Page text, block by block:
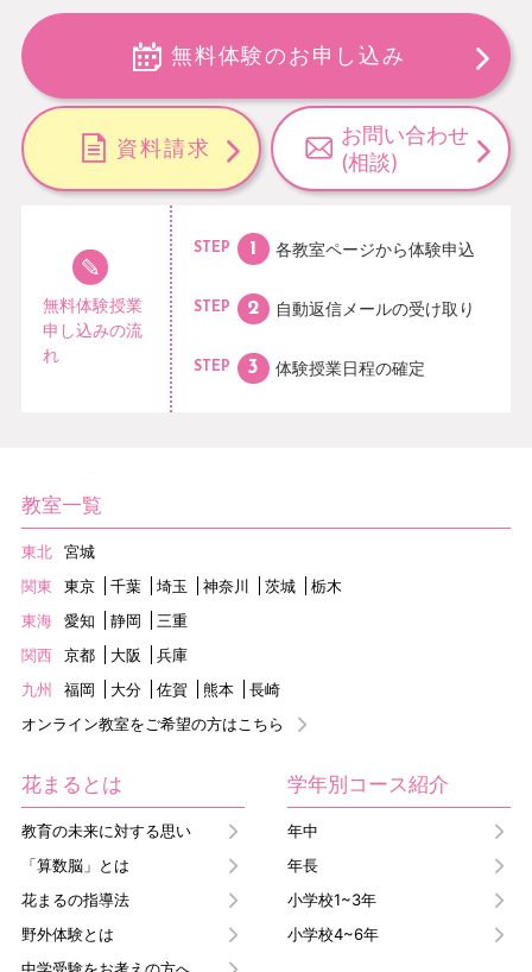
無料体験のお申し込み
資料請求
お問い合わせ
(相談)
無料体験授業
申し込みの流
れ
STEP 各教室ページから体験申込
STEP 自動返信メールの受け取り
STEP 体験授業日程の確定
教室一覧
東北
宮城
関東
東京 千葉 埼玉 神奈川 茨城
栃木
東海
愛知 静岡
三重
関西
京都 大阪
兵庫
九州
福岡 大分 佐賀 熊本
長崎
オンライン教室をご希望の方はこちら
花まるとは
教育の未来に対する思い
「算数脳」とは
花まるの指導法
野外体験とは
中学受験をお考えの方へ
学年別コース紹介
年中
年長
小学校1~3年
小学校4~6年